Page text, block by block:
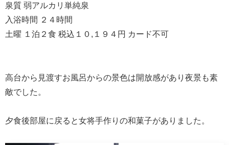
泉質 弱アルカリ単純泉
入浴時間 ２４時間
土曜 １泊２食 税込１０,１９４円 カード不可
高台から見渡すお風呂からの景色は開放感があり夜景も素
敵でした。
夕食後部屋に戻ると女将手作りの和菓子がありました。